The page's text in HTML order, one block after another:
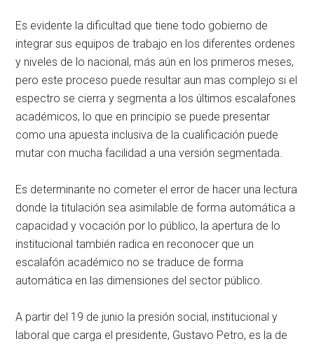
Es evidente la dificultad que tiene todo gobierno de
integrar sus equipos de trabajo en los diferentes ordenes
y niveles de lo nacional, más aún en los primeros meses,
pero este proceso puede resultar aun mas complejo si el
espectro se cierra y segmenta a los últimos escalafones
académicos, lo que en principio se puede presentar
como una apuesta inclusiva de la cualificación puede
mutar con mucha facilidad a una versión segmentada.
Es determinante no cometer el error de hacer una lectura
donde la titulación sea asimilable de forma automática a
capacidad y vocación por lo público, la apertura de lo
institucional también radica en reconocer que un
escalafón académico no se traduce de forma
automática en las dimensiones del sector público.
A partir del 19 de junio la presión social, institucional y
laboral que carga el presidente, Gustavo Petro, es la de